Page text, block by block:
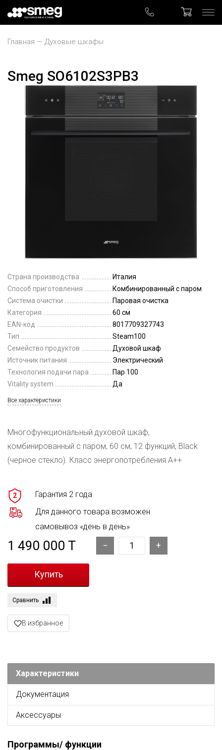
Главная Духовые шкафы
Smeg SO6102S3PB3
Страна производства
Италия
Способ приготовления
Комбинированный с паром
Система очистки
Паровая очистка
Категория
60 см
EAN-код
8017709327743
Тип
Steam100
Семейство продуктов
Духовой шкаф
Источник питания
Электрический
Технология подачи пара
Пар 100
Vitality system
Да
Все характеристики
Многофункциональный духовой шкаф,
комбинированный с паром, 60 см, 12 функций, Black
(черное стекло). Класс энергопотребления А++
2
Гарантия 2 года
Для данного товара возможен
самовывоз «день в день»
1 490 000 T
Сравнить
В избранное
Характеристики
Документация
Аксессуары
Программы/ функции